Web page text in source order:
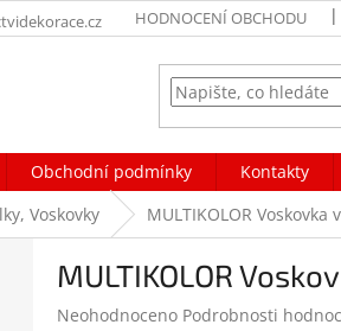
HODNOCENÍ OBCHODU
Obchodní podmínky Kontakty
Voskovky MULTIKOLOR Voskovka
MULTIKOLOR
Průměrné
Neohodnoceno Podrobnosti